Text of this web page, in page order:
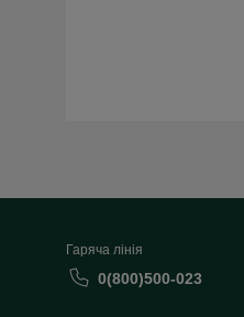
Гаряча лінія
0(800)500-023